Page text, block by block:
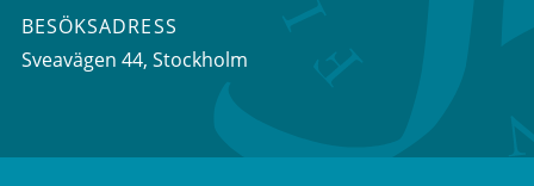
BESÖKSADRESS
Sveavägen 44, Stockholm